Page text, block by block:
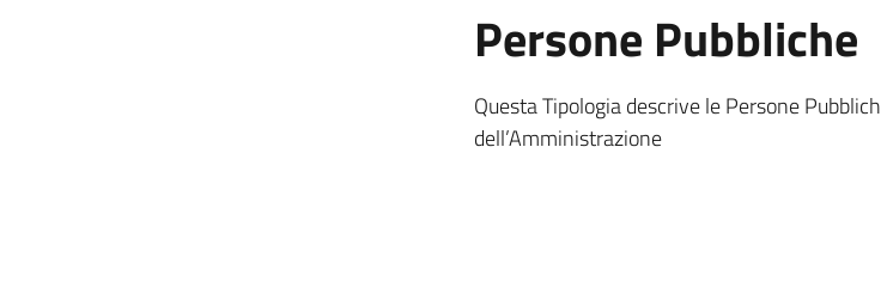
Persone Pubbliche
Questa Tipologia descrive le Persone
dell’Amministrazione